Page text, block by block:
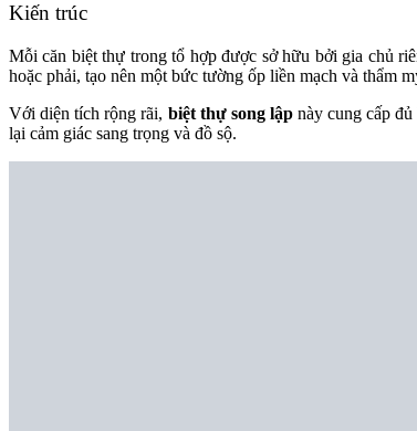
Kiến trúc
Mỗi căn biệt thự trong tổ hợp được sở hữu bởi gia chủ
hoặc phải, tạo nên một bức tường ốp liền mạch và thẩm
Với diện tích rộng rãi, biệt thự song lậpnày cung cấp đủ
lại cảm giác sang trọng và đồ sộ.